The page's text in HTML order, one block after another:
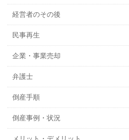
経営者のその後
民事再生
企業・事業売却
弁護士
倒産手順
倒産事例・状況
メリット・デメリット